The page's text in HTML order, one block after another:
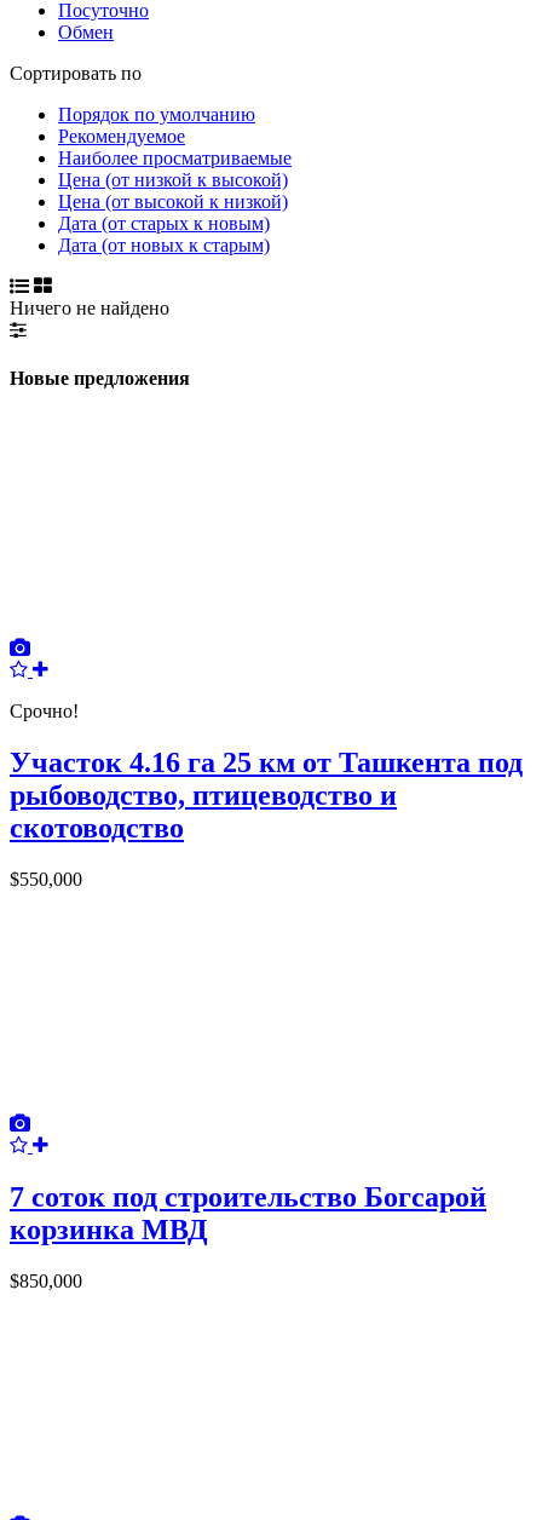
Посуточно
Обмен
Сортировать по
Порядок по умолчанию
Рекомендуемое
Наиболее просматриваемые
Цена (от низкой к высокой)
Цена (от высокой к низкой)
Дата (от старых к новым)
Дата (от новых к старым)
Ничего не найдено
Новые предложения
Срочно!
Участок 4.16 га 25 км от Ташкента под
рыбоводство, птицеводство и
скотоводство
$550,000
7 соток под строительство Богсарой
корзинка МВД
$850,000